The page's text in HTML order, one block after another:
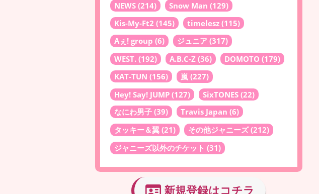
NEWS (214) Snow Man (129)
Kis-My-Ft2 (145) timelesz (115)
Aぇ! group (6) ジュニア (317)
WEST. (192) A.B.C-Z (36) DOMOTO (179)
KAT-TUN (156) 嵐 (227)
Hey! Say! JUMP (127) SixTONES (22)
なにわ男子 (39) Travis Japan (6)
タッキー＆翼 (21) その他ジャニーズ(212)
ジャニーズ以外のチケット (31)
新規登録はコチラ